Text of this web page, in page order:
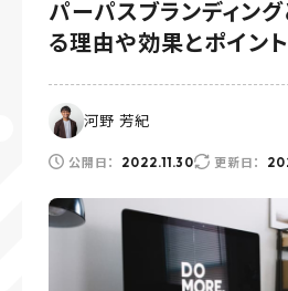
パーパスブランディン
る理由や効果とポイン
河野 芳紀
公開日： 2022.11.30 更新日：